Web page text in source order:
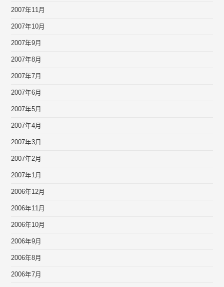
2007年11月
2007年10月
2007年9月
2007年8月
2007年7月
2007年6月
2007年5月
2007年4月
2007年3月
2007年2月
2007年1月
2006年12月
2006年11月
2006年10月
2006年9月
2006年8月
2006年7月